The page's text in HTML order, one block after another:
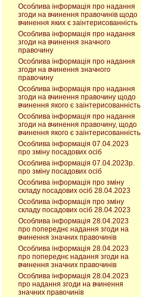
Особлива інформація про надання
згоди на вчинення правочинів щодо
вчинення яких є заінтерисованність
Особлива інформація про надання
згоди на вчинення значного
правочину
Особлива інформація про надання
згоди на вчинення значного
правочину
Особлива інформація про надання
згоди на вчинення правочину щодо
вчинення якого є заінтерисованність
Особлива інформація про надання
згоди на вчинення правочину, щодо
вчинення якого є заінтерисованність
Особлива інформація 07.04.2023
про зміну посадових осіб
Особлива інформація 07.04.2023р.
про зміну посадових осіб
Особлива інформація про зміну
складу посадових осіб 28.04.2023
Особлива інформація про зміну
складу посадових осіб 28.04.2023
Особлива інформація 28.04.2023
про попереднє надання згоди на
вчинення значних правочинів
Особлива інформація 28.04.2023
про попереднє надання згоди на
вчинення значних правочинів
Особлива інформація 28.04.2023
про надання згоди на вчинення
значних правочинів